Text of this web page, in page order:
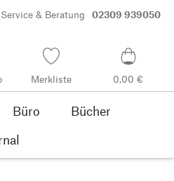
& Beratung 02309 939050
Merkliste 0,00 €
Büro
Bücher